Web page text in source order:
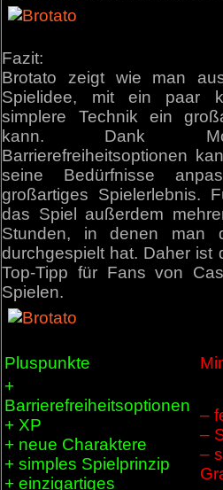
Fazit:
Brotato zeigt wie man
Spielidee, mit ein paar
simplere Technik ein
kann. Dank
Barrierefreiheitsoptionen
seine Bedürfnisse
großartiges Spielerlebnis.
das Spiel außerdem
Stunden, in denen man
durchgespielt hat. Daher ist
Top-Tipp für Fans von
Spielen.
Pluspunkte
+
Barrierefreiheitsoptionen
+ XP
+ neue Charaktere
+ simples Spielprinzip
+ einzigartiges
–
–
–